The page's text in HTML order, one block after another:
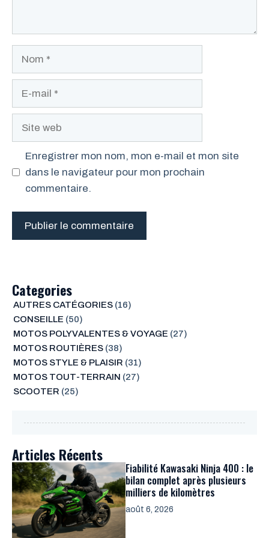
Enregistrer mon nom, mon e-mail et mon site
dans le navigateur pour mon prochain
commentaire.
Categories
AUTRES CATÉGORIES(16)
CONSEILLE (50)
MOTOS POLYVALENTES & VOYAGE (27)
MOTOS ROUTIÈRES(38)
MOTOS STYLE & PLAISIR (31)
MOTOS TOUT-TERRAIN (27)
SCOOTER (25)
Articles Récents
Fiabilité Kawasaki Ninja 400 : le
bilan complet après plusieurs
milliers de kilomètres
août 6, 2026